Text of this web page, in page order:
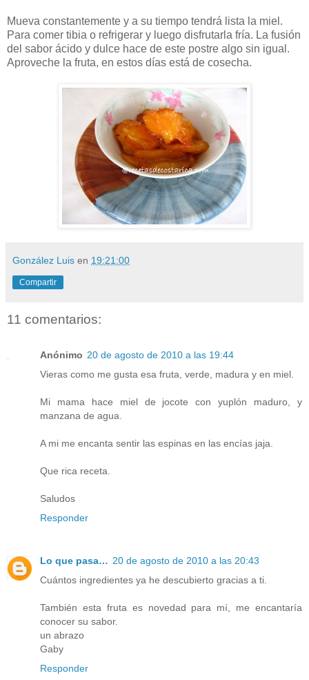
Mueva constantemente y a su tiempo tendrá lista la miel.
Para comer tibia o refrigerar y luego disfrutarla fría. La fusión
del sabor ácido y dulce hace de este postre algo sin igual.
Aproveche la fruta, en estos días está de cosecha.
González Luis en 19:21:00
Compartir
11 comentarios:
Anónimo 20 de agosto de 2010 a las 19:44
Vieras como me gusta esa fruta, verde, madura y en miel.
Mi mama hace miel de jocote con yuplón maduro, y
manzana de agua.
A mi me encanta sentir las espinas en las encías jaja.
Que rica receta.
Saludos
Responder
Lo que pasa… 20 de agosto de 2010 a las 20:43
Cuántos ingredientes ya he descubierto gracias a ti.
También esta fruta es novedad para mí, me encantaría
conocer su sabor.
un abrazo
Gaby
Responder